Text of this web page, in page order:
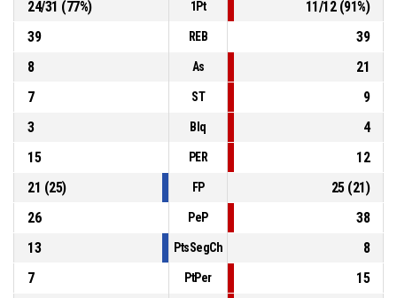
24/31 (77%) 1Pt 11/12(91%)
39
REB
39
8
As
21
7
ST
9
3
Blq
4
15
PER
12
21 (25) FP 25(21)
26
PeP
38
13
PtsSegCh
8
7
PtPer
15